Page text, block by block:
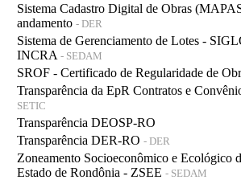
Sistema Cadastro Digital de Obras
andamento - DER
Sistema de Gerenciamento de Lotes -
INCRA - SEDAM
SROF - Certificado de Regularidade de
Transparência da EpR Contratos e
SETIC
Transparência DEOSP-RO
Transparência DER-RO - DER
Zoneamento Socioeconômico e Ecológico
Estado de Rondônia - ZSEE - SEDAM